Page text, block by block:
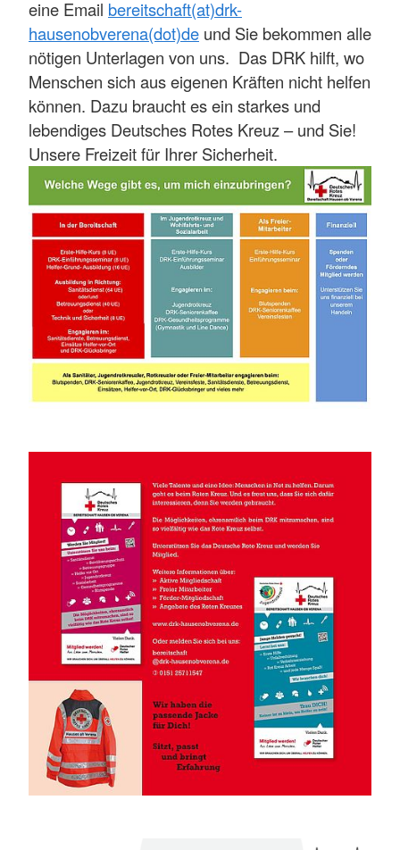
eine Email bereitschaft(at)drk-
hausenobverena(dot)de und Sie bekommen alle
nötigen Unterlagen von uns. Das DRK hilft, wo
Menschen sich aus eigenen Kräften nicht helfen
können. Dazu braucht es ein starkes und
lebendiges Deutsches Rotes Kreuz – und Sie!
Unsere Freizeit für Ihrer Sicherheit.